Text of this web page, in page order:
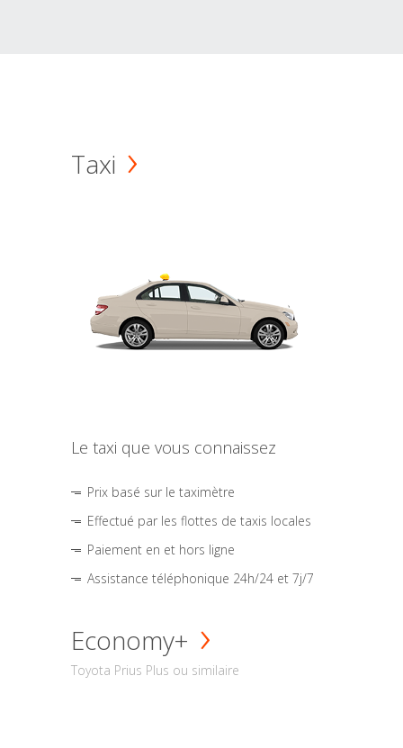
Taxi
Le taxi que vous connaissez
Prix basé sur le taximètre
Effectué par les flottes de taxis locales
Paiement en et hors ligne
Assistance téléphonique 24h/24 et 7j/7
Economy+
Toyota Prius Plus ou similaire